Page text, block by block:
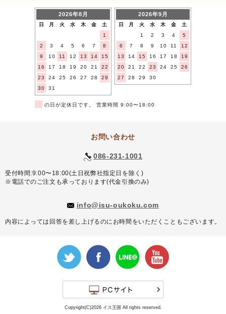
2026年8月
日 月 火 水 木 金
土
1
2
3 4 5 6 7
8
9
10 11 12 13 14
15
16
17 18 19 20 21
22
23
24 25 26 27 28
29
30
31
2026年9月
日 月 火 水 木 金
土
1
2 3 4
5
6
7 8 9 10 11
12
13
14 15 16 17 18
19
20
21 22 23 24 25
26
27
28 29 30
の日が定休日です。 営業時間 9:00〜18:00
お問い合わせ
086-231-1001
受付時間:9:00〜18:00(土日祝弊社指定日を除く)
※電話でのご注文も承っております(代金引換のみ)
info@isu-oukoku.com
内容によっては回答を差し上げるのにお時間をいただくこともございます。
Copyright(C)2026 イス王国 All rights reserved.